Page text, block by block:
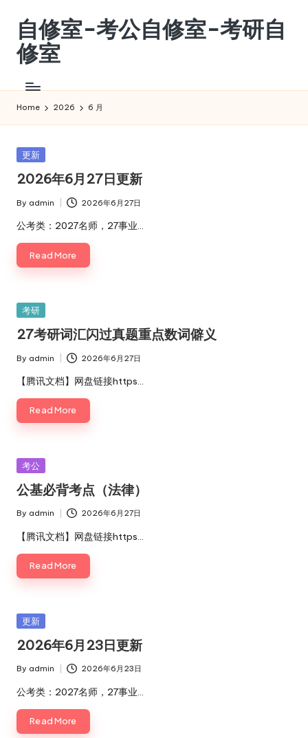
content
自修室-考公自修室-考研自
修室
公
自
修
考
自
修
Home 2026 6 月
Posted
更新
2026年6月27日更新
Posted
by
By admin 2026年6月27日
公考类：2027名师，27事业…
Read More
Posted
考研
27考研词汇闪过真题重点数词僻义
Posted
by
By admin 2026年6月27日
【腾讯文档】网盘链接https…
Read More
Posted
考公
公基必背考点（法律）
Posted
by
By admin 2026年6月27日
【腾讯文档】网盘链接https…
Read More
Posted
更新
2026年6月23日更新
Posted
by
By admin 2026年6月23日
公考类：2027名师，27事业…
Read More